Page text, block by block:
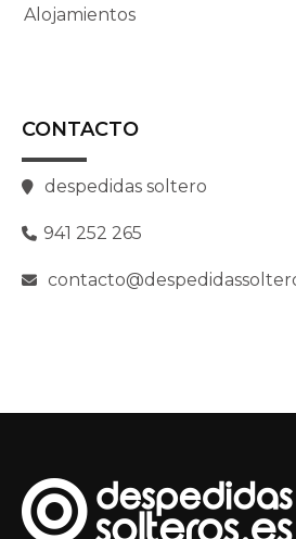
Alojamientos
CONTACTO
despedidas soltero
941 252 265